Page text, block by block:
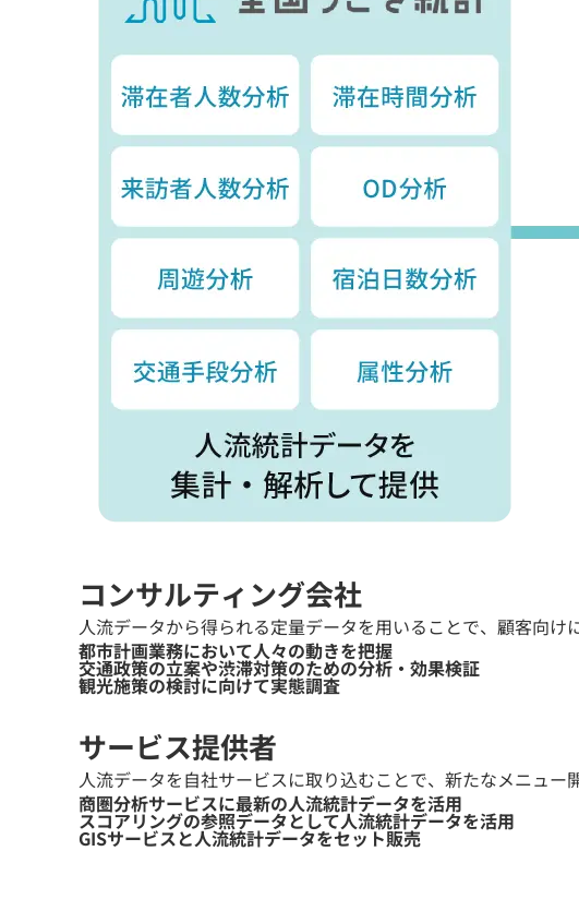
コンサルティング会社
人流データから得られる定量データを用いることで、顧客向け
都市計画業務において人々の動きを把握
交通政策の立案や渋滞対策のための分析・効果検証
観光施策の検討に向けて実態調査
サービス提供者
人流データを自社サービスに取り込むことで、新たなメニュー
商圏分析サービスに最新の人流統計データを活用
スコアリングの参照データとして人流統計データを活用
GISサービスと人流統計データをセット販売